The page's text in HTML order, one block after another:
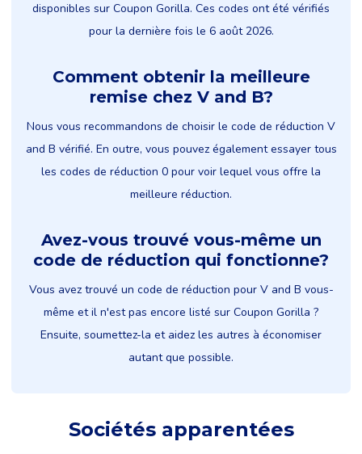
disponibles sur Coupon Gorilla. Ces codes ont été vérifiés
pour la dernière fois le 6 août 2026.
Comment obtenir la meilleure
remise chez V and B?
Nous vous recommandons de choisir le code de réduction V
and B vérifié. En outre, vous pouvez également essayer tous
les codes de réduction 0 pour voir lequel vous offre la
meilleure réduction.
Avez-vous trouvé vous-même un
code de réduction qui fonctionne?
Vous avez trouvé un code de réduction pour V and B vous-
même et il n'est pas encore listé sur Coupon Gorilla ?
Ensuite, soumettez-la et aidez les autres à économiser
autant que possible.
Sociétés apparentées